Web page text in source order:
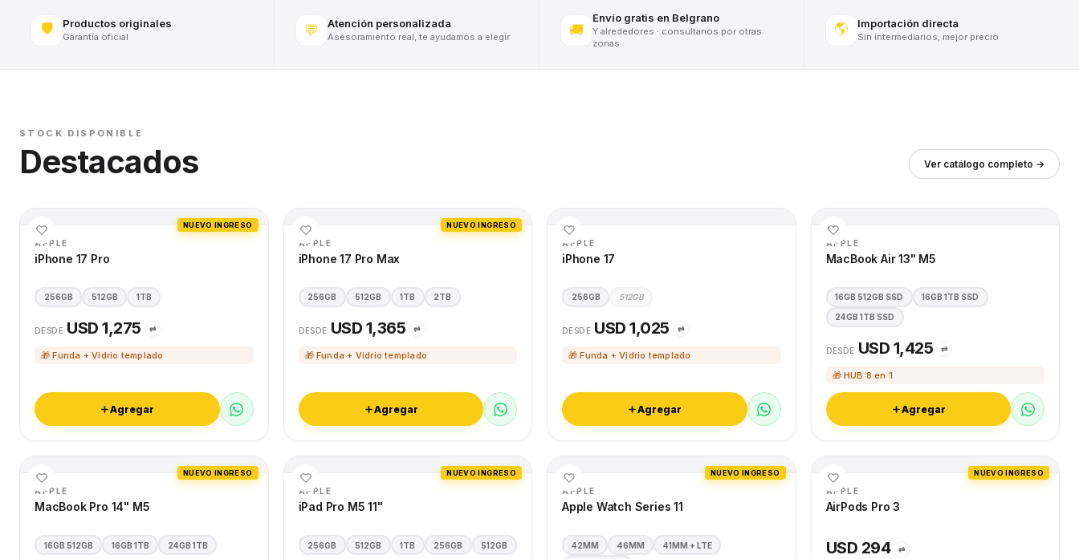
🛡️ Productos originales
Garantía oficial 💬 Atención personalizada
Asesoramiento real, te ayudamos a elegir 🚚
Envío gratis en Belgrano
Y alrededores · consultanos por otras
zonas
🌎 Importación directa
Sin intermediarios, mejor precio
STOCK DISPONIBLE
Destacados Ver catálogo completo →
NUEVO INGRESO
APPLE
iPhone 17 Pro
256GB 512GB 1TB
DESDE USD 1,275 ⇄
🎁 Funda + Vidrio templado
Agregar
NUEVO INGRESO
APPLE
iPhone 17 Pro Max
256GB 512GB 1TB 2TB
DESDE USD 1,365 ⇄
🎁 Funda + Vidrio templado
Agregar
APPLE
iPhone 17
256GB 512GB
DESDE USD 1,025 ⇄
🎁 Funda + Vidrio templado
Agregar
APPLE
MacBook Air 13" M5
16GB 512GB SSD 16GB 1TB SSD
24GB 1TB SSD
DESDE USD 1,425 ⇄
🎁 HUB 8 en 1
Agregar
NUEVO INGRESO
APPLE
MacBook Pro 14" M5
16GB 512GB 16GB 1TB 24GB 1TB
NUEVO INGRESO
APPLE
iPad Pro M5 11"
256GB 512GB 1TB 256GB 512GB
NUEVO INGRESO
APPLE
Apple Watch Series 11
42MM 46MM 41MM + LTE
NUEVO INGRESO
APPLE
AirPods Pro 3
USD 294 ⇄